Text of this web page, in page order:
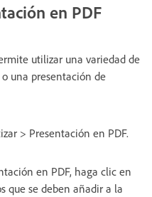
en PDF
utilizar una variedad de
una presentación de
> Presentación en PDF.
en PDF, haga clic en
que se deben añadir a la